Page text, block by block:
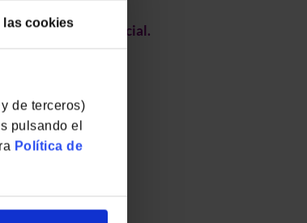
las cookies
de terceros)
pulsando el
Política de
Confidencial.